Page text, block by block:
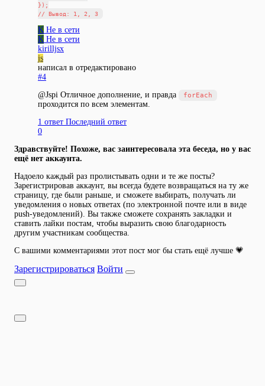
});
K Не в сети
K Не в сети
kirilljsx
js
написал в отредактировано
#4
@Jspi Отличное дополнение, и правда
forEach
проходится по всем элементам.
1 ответ Последний ответ
0
Здравствуйте! Похоже, вас заинтересовала эта беседа, но у вас
ещё нет аккаунта.
Надоело каждый раз пролистывать одни и те же посты?
Зарегистрировав аккаунт, вы всегда будете возвращаться на ту же
страницу, где были раньше, и сможете выбирать, получать ли
уведомления о новых ответах (по электронной почте или в виде
push-уведомлений). Вы также сможете сохранять закладки и
ставить лайки постам, чтобы выразить свою благодарность
другим участникам сообщества.
С вашими комментариями этот пост мог бы стать ещё лучше 💗
Зарегистрироваться Войти